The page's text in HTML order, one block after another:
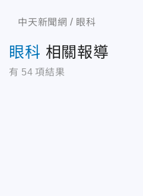
中天新聞網 眼科
眼科 相關報導
有 54 項結果